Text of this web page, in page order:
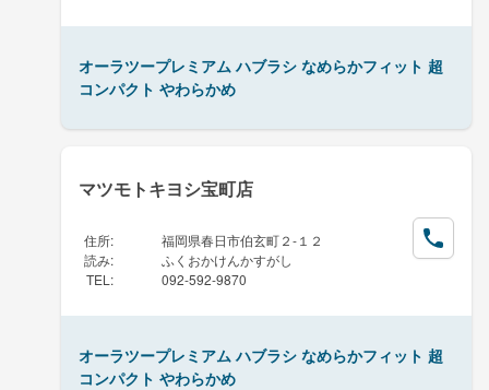
オーラツープレミアム ハブラシ なめらかフィット 超
コンパクト やわらかめ
マツモトキヨシ宝町店
住所:
福岡県春日市伯玄町２-１２
読み:
ふくおかけんかすがし
TEL : 092-592-9870
オーラツープレミアム ハブラシ なめらかフィット 超
コンパクト やわらかめ